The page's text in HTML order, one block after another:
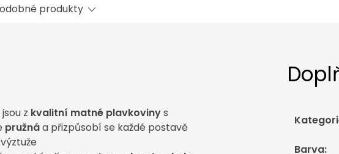
produkty
z kvalitní matné plavkovinys
pružnáa přizpůsobí se každé postavě
Barva: